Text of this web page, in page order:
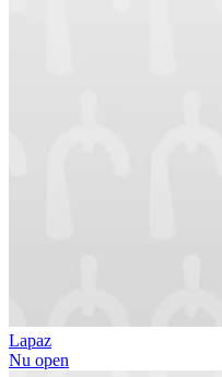
Lapaz
Nu open